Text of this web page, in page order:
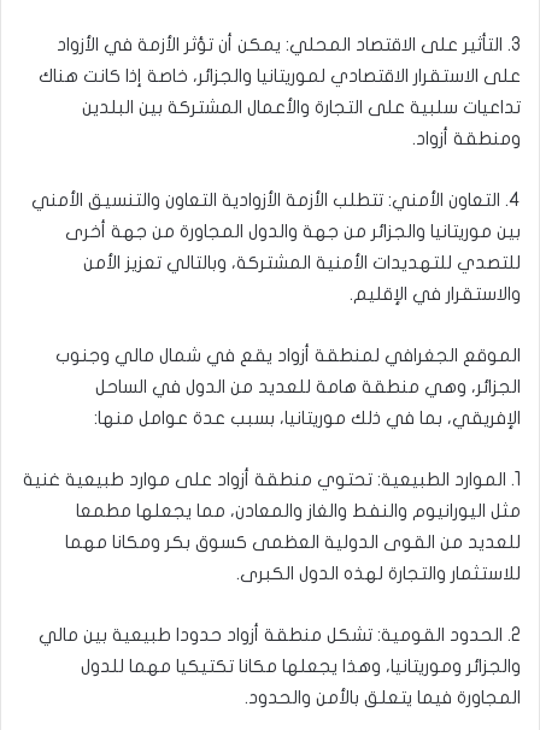
3. التأثير على الاقتصاد المحلي: يمكن أن تؤثر الأزمة في الأزواد
على الاستقرار الاقتصادي لموريتانيا والجزائر، خاصة إذا كانت هناك
تداعيات سلبية على التجارة والأعمال المشتركة بين البلدين
ومنطقة أزواد.
4. التعاون الأمني: تتطلب الأزمة الأزوادية التعاون والتنسيق الأمني
بين موريتانيا والجزائر من جهة والدول المجاورة من جهة أخرى
للتصدي للتهديدات الأمنية المشتركة، وبالتالي تعزيز الأمن
والاستقرار في الإقليم.
الموقع الجغرافي لمنطقة أزواد يقع في شمال مالي وجنوب
الجزائر، وهي منطقة هامة للعديد من الدول في الساحل
الإفريقي، بما في ذلك موريتانيا، بسبب عدة عوامل منها:
1. الموارد الطبيعية: تحتوي منطقة أزواد على موارد طبيعية غنية
مثل اليورانيوم والنفط والغاز والمعادن، مما يجعلها مطمعا
للعديد من القوى الدولية العظمى كسوق بكر ومكانا مهما
للاستثمار والتجارة لهذه الدول الكبرى.
2. الحدود القومية: تشكل منطقة أزواد حدودا طبيعية بين مالي
والجزائر وموريتانيا، وهذا يجعلها مكانا تكتيكيا مهما للدول
المجاورة فيما يتعلق بالأمن والحدود.